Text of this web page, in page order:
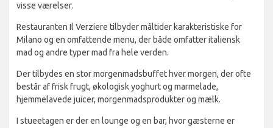
visse værelser.
Restauranten Il Verziere tilbyder måltider karakteristiske for
Milano og en omfattende menu, der både omfatter italiensk
mad og andre typer mad fra hele verden.
Der tilbydes en stor morgenmadsbuffet hver morgen, der ofte
består af frisk frugt, økologisk yoghurt og marmelade,
hjemmelavede juicer, morgenmadsprodukter og mælk.
I stueetagen er der en lounge og en bar, hvor gæsterne er